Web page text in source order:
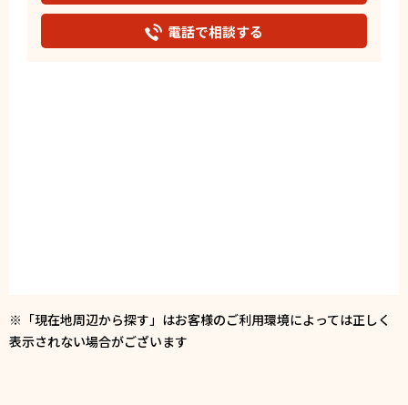
電話で相談する
※「現在地周辺から探す」はお客様のご利用環境によっては正しく
表示されない場合がございます